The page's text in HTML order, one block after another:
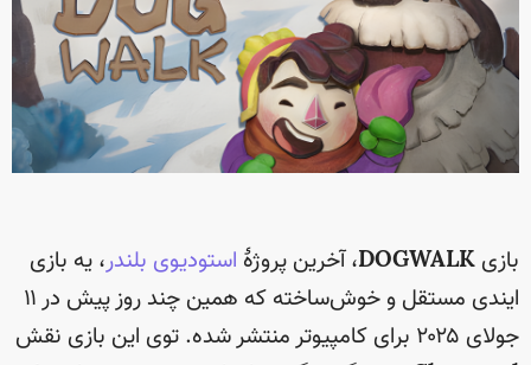
بازی DOGWALK، آخرین پروژهٔ استودیوی بلندر، یه بازی
ایندی مستقل و خوش‌ساخته که همین چند روز پیش در ۱۱
جولای ۲۰۲۵ برای کامپیوتر منتشر شده. توی این بازی نقش